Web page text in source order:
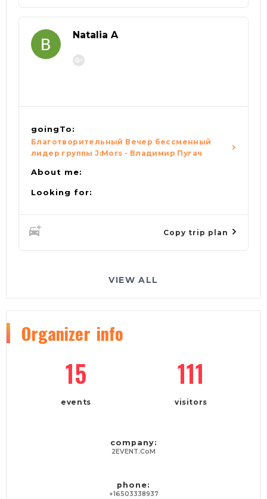
Natalia A
goingTo:
Благотворительный Вечер бессменный
лидер группы J:Mors - Владимир Пугач
About me:
Looking for:
Copy trip plan
VIEW ALL
Organizer info
15
events
111
visitors
company:
2EVENT.CoM
phone:
+16503338937